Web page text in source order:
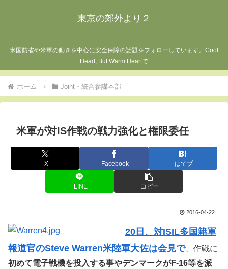
東京の郊外より２
米国防省や米軍の動きを中心に安全保障の話題をフォローしています。Cool
Head, But Warm Heartで
ホーム Joint・統合参謀本部
米軍が対IS作戦の戦力強化と権限委任
X Facebook はてブ
LINE コピー
2016-04-22
20日、対ISIL多国籍軍
報道官のSteve Warren米陸軍大佐は会見で、作戦に
初めて電子戦機を投入する事やデンマークがF-16等を派